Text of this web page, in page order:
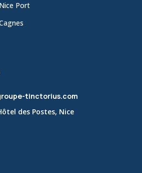
Port
tinctorius.com
des Postes, Nice